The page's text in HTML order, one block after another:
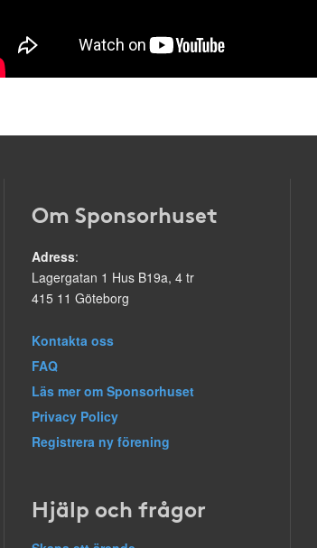
Om Sponsorhuset
Adress:
Lagergatan 1 Hus B19a, 4 tr
415 11 Göteborg
Kontakta oss
FAQ
Läs mer om Sponsorhuset
Privacy Policy
Registrera ny förening
Hjälp och frågor